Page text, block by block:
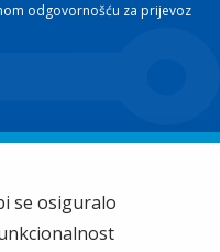
odgovornošću za prijevoz
se osiguralo